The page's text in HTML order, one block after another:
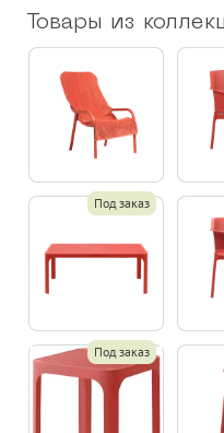
Товары из
Под заказ
Под заказ